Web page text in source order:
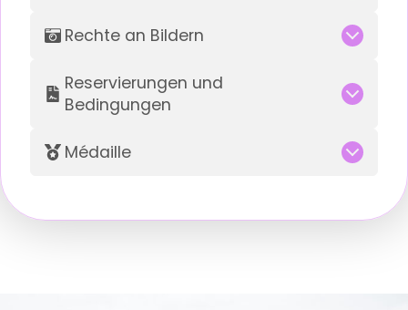
Rechte an Bildern
Reservierungen und
Bedingungen
Médaille